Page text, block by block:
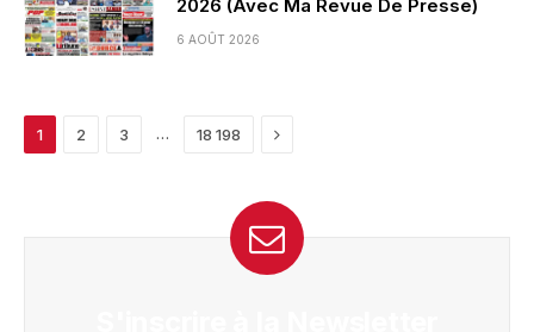
2026 (Avec Ma Revue De Presse)
6 AOÛT 2026
1 2 3 … 18 198 Next